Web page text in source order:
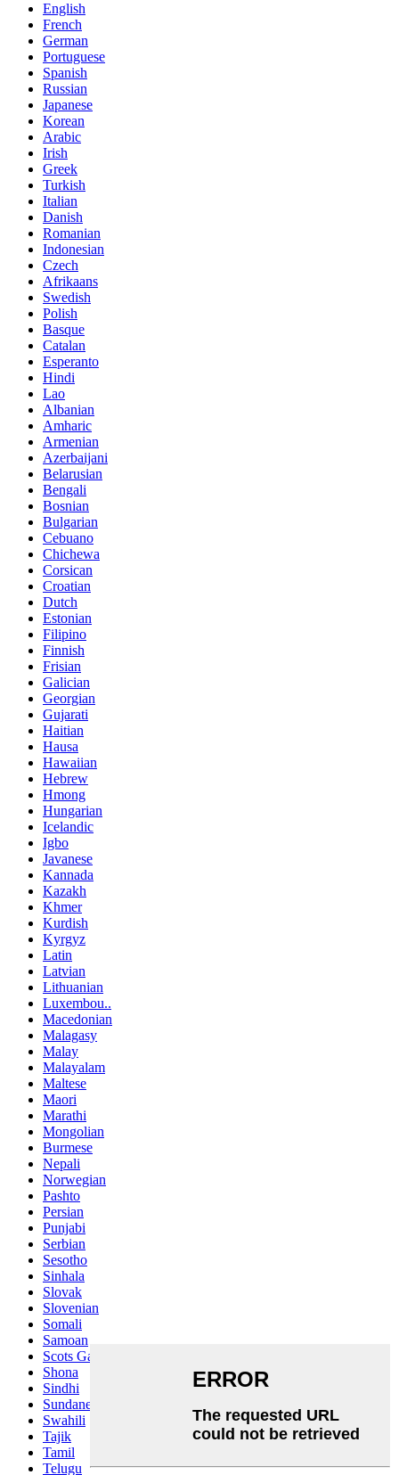
English
French
German
Portuguese
Spanish
Russian
Japanese
Korean
Arabic
Irish
Greek
Turkish
Italian
Danish
Romanian
Indonesian
Czech
Afrikaans
Swedish
Polish
Basque
Catalan
Esperanto
Hindi
Lao
Albanian
Amharic
Armenian
Azerbaijani
Belarusian
Bengali
Bosnian
Bulgarian
Cebuano
Chichewa
Corsican
Croatian
Dutch
Estonian
Filipino
Finnish
Frisian
Galician
Georgian
Gujarati
Haitian
Hausa
Hawaiian
Hebrew
Hmong
Hungarian
Icelandic
Igbo
Javanese
Kannada
Kazakh
Khmer
Kurdish
Kyrgyz
Latin
Latvian
Lithuanian
Luxembou..
Macedonian
Malagasy
Malay
Malayalam
Maltese
Maori
Marathi
Mongolian
Burmese
Nepali
Norwegian
Pashto
Persian
Punjabi
Serbian
Sesotho
Sinhala
Slovak
Slovenian
Somali
Samoan
Scots Gaelic
Shona
Sindhi
Sundanese
Swahili
Tajik
Tamil
Telugu